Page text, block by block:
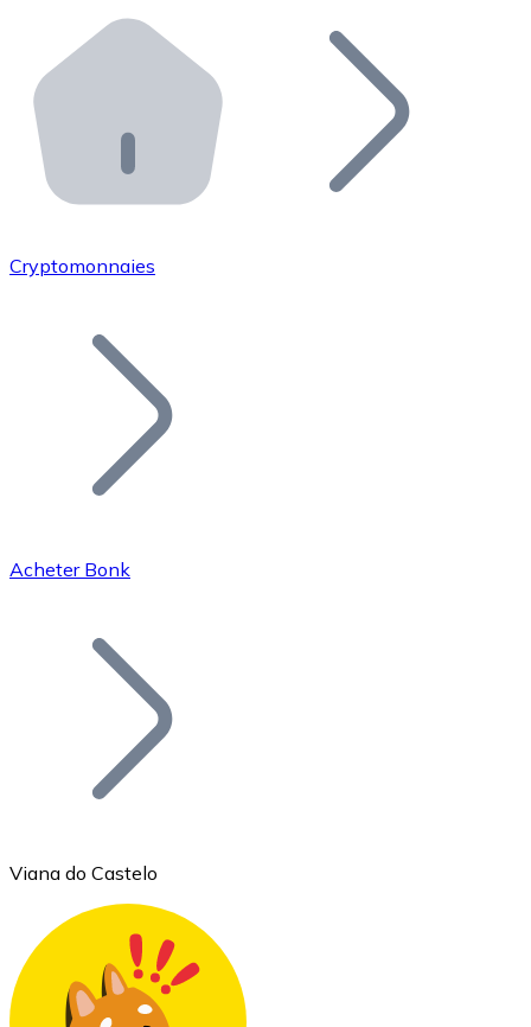
Distributeurs automatiques Bitnovo
Intégrez un ATM Bitnovo dans votre entreprise et
API Bitnovo
Intégrez notre API dans votre écosystème.
Rejoignez notre réseau de distributeurs et
Ajoutez le token de votre projet à notre service
Bitcoin
Ethereum
Cryptomonnaies
Acheter Bonk
Viana do Castelo